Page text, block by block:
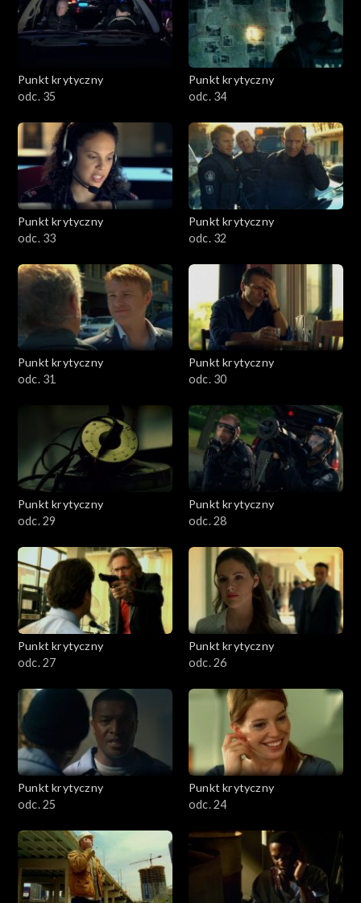
Punkt krytyczny
odc. 35
Punkt krytyczny
odc. 34
Punkt krytyczny
odc. 33
Punkt krytyczny
odc. 32
Punkt krytyczny
odc. 31
Punkt krytyczny
odc. 30
Punkt krytyczny
odc. 29
Punkt krytyczny
odc. 28
Punkt krytyczny
odc. 27
Punkt krytyczny
odc. 26
Punkt krytyczny
odc. 25
Punkt krytyczny
odc. 24